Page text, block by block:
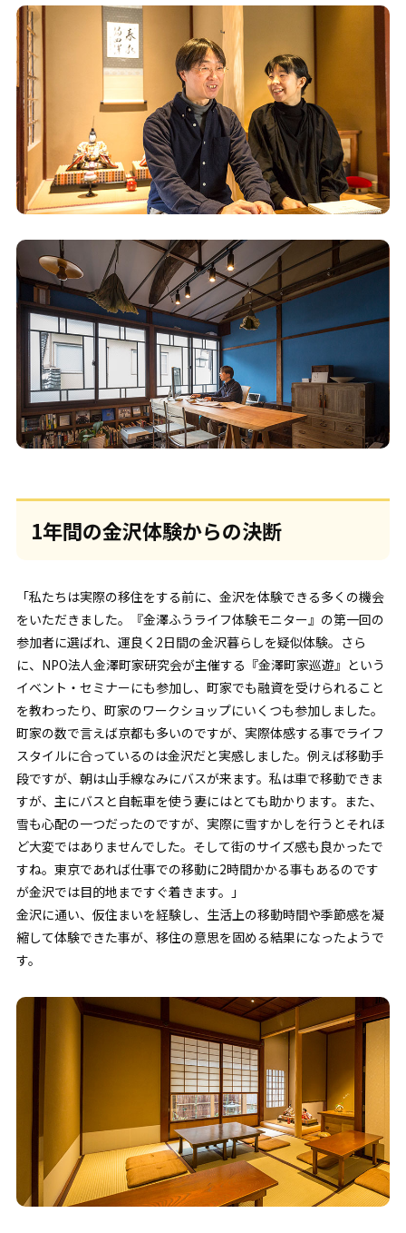
1年間の金沢体験からの決断
「私たちは実際の移住をする前に、金沢を体験できる多くの機会
をいただきました。『金澤ふうライフ体験モニター』の第一回の
参加者に選ばれ、運良く2日間の金沢暮らしを疑似体験。さら
に、NPO法人金澤町家研究会が主催する『金澤町家巡遊』という
イベント・セミナーにも参加し、町家でも融資を受けられること
を教わったり、町家のワークショップにいくつも参加しました。
町家の数で言えば京都も多いのですが、実際体感する事でライフ
スタイルに合っているのは金沢だと実感しました。例えば移動手
段ですが、朝は山手線なみにバスが来ます。私は車で移動できま
すが、主にバスと自転車を使う妻にはとても助かります。また、
雪も心配の一つだったのですが、実際に雪すかしを行うとそれほ
ど大変ではありませんでした。そして街のサイズ感も良かったで
すね。東京であれば仕事での移動に2時間かかる事もあるのです
が金沢では目的地まですぐ着きます。」
金沢に通い、仮住まいを経験し、生活上の移動時間や季節感を凝
縮して体験できた事が、移住の意思を固める結果になったようで
す。